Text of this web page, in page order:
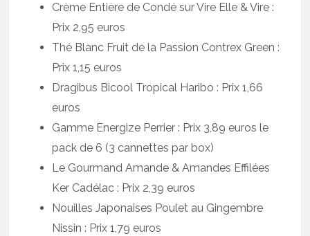
Crème Entière de Condé sur Vire Elle & Vire :
Prix 2,95 euros
Thé Blanc Fruit de la Passion Contrex Green :
Prix 1,15 euros
Dragibus Bicool Tropical Haribo : Prix 1,66
euros
Gamme Energize Perrier : Prix 3,89 euros le
pack de 6 (3 cannettes par box)
Le Gourmand Amande & Amandes Effilées
Ker Cadélac : Prix 2,39 euros
Nouilles Japonaises Poulet au Gingembre
Nissin : Prix 1,79 euros